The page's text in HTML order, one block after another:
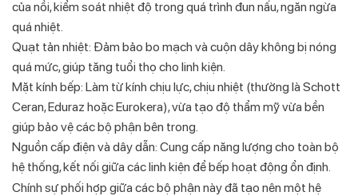
của nồi, kiểm soát nhiệt độ trong quá trình đun nấu, ngăn ngừa
quá nhiệt.
Quạt tản nhiệt: Đảm bảo bo mạch và cuộn dây không bị nóng
quá mức, giúp tăng tuổi thọ cho linh kiện.
Mặt kính bếp: Làm từ kính chịu lực, chịu nhiệt (thường là Schott
Ceran, Eduraz hoặc Eurokera), vừa tạo độ thẩm mỹ vừa bền
giúp bảo vệ các bộ phận bên trong.
Nguồn cấp điện và dây dẫn: Cung cấp năng lượng cho toàn bộ
hệ thống, kết nối giữa các linh kiện để bếp hoạt động ổn định.
Chính sự phối hợp giữa các bộ phận này đã tạo nên một hệ